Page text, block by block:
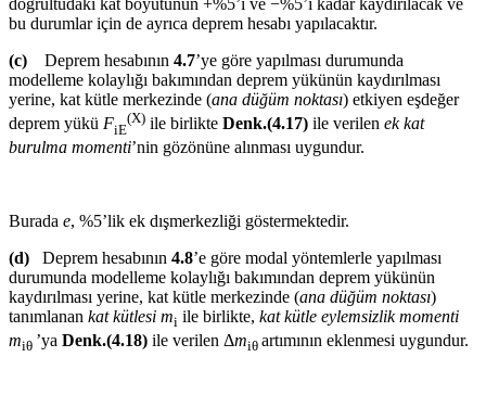
bu durumlar için de ayrıca deprem hesabı yapılacaktır.
(c) Deprem hesabının 4.7’ye göre yapılması durumunda
modelleme kolaylığı bakımından deprem yükünün kaydırılması
yerine, kat kütle merkezinde (ana düğüm noktası) etkiyen eşdeğer
deprem yükü FiE
(X) ile birlikte Denk.(4.17) ile verilen ek kat
burulma momenti’nin gözönüne alınması uygundur.
Burada e, %5’lik ek dışmerkezliği göstermektedir.
(d) Deprem hesabının 4.8’e göre modal yöntemlerle yapılması
durumunda modelleme kolaylığı bakımından deprem yükünün
kaydırılması yerine, kat kütle merkezinde (ana düğüm noktası)
tanımlanan kat kütlesi mi ile birlikte, kat kütle eylemsizlik momenti
miθ ’ya Denk.(4.18) ile verilen Δmiθ artımının eklenmesi uygundur.